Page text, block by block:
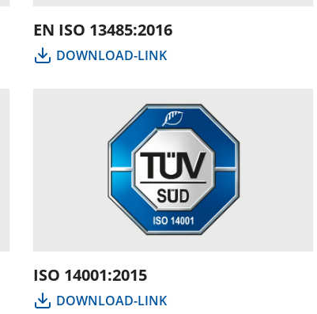
EN ISO 13485:2016
DOWNLOAD-LINK
ISO 14001:2015
DOWNLOAD-LINK